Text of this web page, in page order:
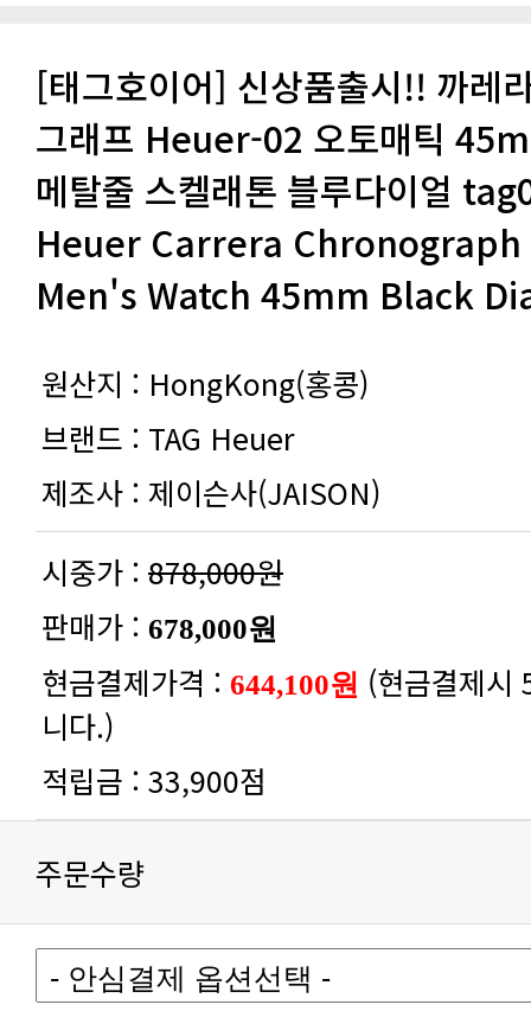
Men's Watch 45mm Black
원산지 : HongKong(홍콩)
브랜드 : TAG Heuer
제조사 : 제이슨사(JAISON)
시중가 : 878,000원
판매가 : 678,000원
현금결제가격 : 644,100원
니다.)
적립금 : 33,900점
주문수량